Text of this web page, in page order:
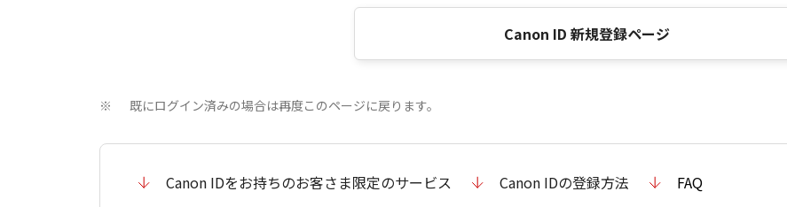
Canon ID 新規登録ページ
※ 既にログイン済みの場合は再度このページに戻ります。
Canon IDをお持ちのお客さま限定のサービス Canon IDの登録方法 FAQ